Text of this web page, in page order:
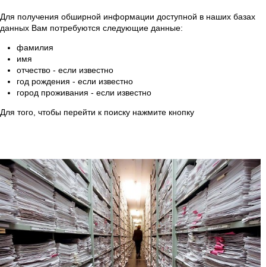
Для получения обширной информации доступной в наших базах
данных Вам потребуются следующие данные:
фамилия
имя
отчество - если известно
год рождения - если известно
город проживания - если известно
Для того, чтобы перейти к поиску нажмите кнопку